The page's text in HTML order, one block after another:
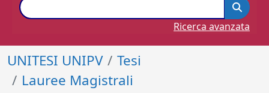
Ricerca avanzata
UNITESI UNIPV
Tesi
Lauree Magistrali